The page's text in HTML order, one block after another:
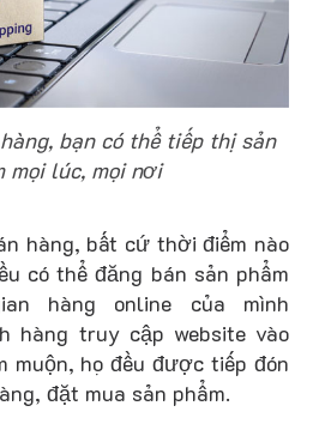
bạn có thể tiếp thị sản
mọi lúc, mọi nơi
hàng, bất cứ thời điểm nào
có thể đăng bán sản phẩm
hàng online của mình
hàng truy cập website vào
muộn, họ đều được tiếp đón
đặt mua sản phẩm.